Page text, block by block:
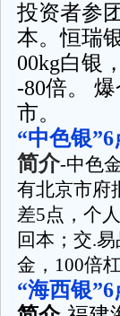
投资者参
本。恒瑞
00kg白银
-80倍。
市。
“中色银”6
简介-中色
有北京市府
差5点，个
回本；交.
金，100倍
“海西银”6